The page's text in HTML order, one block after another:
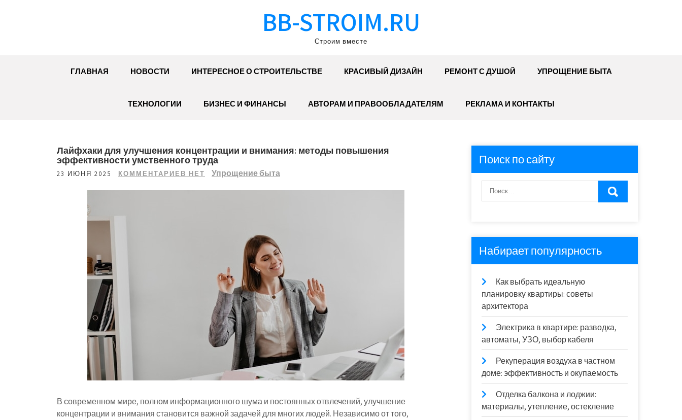
BB-STROIM.RU
Строим вместе
ГЛАВНАЯ НОВОСТИ ИНТЕРЕСНОЕ О СТРОИТЕЛЬСТВЕ КРАСИВЫЙ ДИЗАЙН РЕМОНТ С ДУШОЙ УПРОЩЕНИЕ БЫТА
ТЕХНОЛОГИИ БИЗНЕС И ФИНАНСЫ АВТОРАМ И ПРАВООБЛАДАТЕЛЯМ РЕКЛАМА И КОНТАКТЫ
Лайфхаки для улучшения концентрации и внимания: методы повышения
эффективности умственного труда
23 ИЮНЯ 2025 КОММЕНТАРИЕВ НЕТ Упрощение быта
В современном мире, полном информационного шума и постоянных отвлечений, улучшение
концентрации и внимания становится важной задачей для многих людей. Независимо от того,
Поиск по сайту
Набирает популярность
Как выбрать идеальную
планировку квартиры: советы
архитектора
Электрика в квартире: разводка,
автоматы, УЗО, выбор кабеля
Рекуперация воздуха в частном
доме: эффективность и окупаемость
Отделка балкона и лоджии:
материалы, утепление, остекление